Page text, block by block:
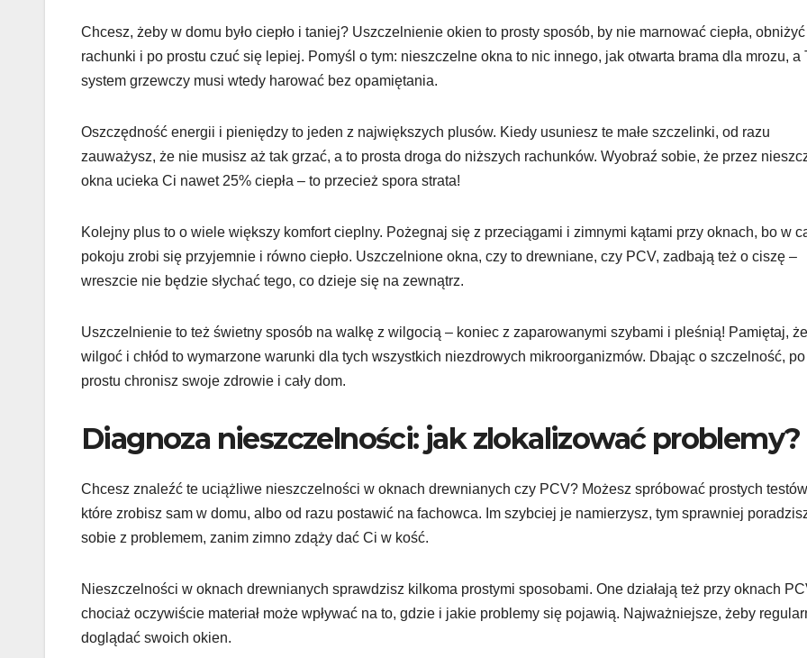
Chcesz, żeby w domu było ciepło i taniej? Uszczelnienie okien to prosty sposób, by nie marnować ciepła, obniżyć
rachunki i po prostu czuć się lepiej. Pomyśl o tym: nieszczelne okna to nic innego, jak otwarta brama dla mrozu, a
system grzewczy musi wtedy harować bez opamiętania.
Oszczędność energii i pieniędzy to jeden z największych plusów. Kiedy usuniesz te małe szczelinki, od razu
zauważysz, że nie musisz aż tak grzać, a to prosta droga do niższych rachunków. Wyobraź sobie, że przez
okna ucieka Ci nawet 25% ciepła – to przecież spora strata!
Kolejny plus to o wiele większy komfort cieplny. Pożegnaj się z przeciągami i zimnymi kątami przy oknach, bo w
pokoju zrobi się przyjemnie i równo ciepło. Uszczelnione okna, czy to drewniane, czy PCV, zadbają też o ciszę –
wreszcie nie będzie słychać tego, co dzieje się na zewnątrz.
Uszczelnienie to też świetny sposób na walkę z wilgocią – koniec z zaparowanymi szybami i pleśnią! Pamiętaj, że
wilgoć i chłód to wymarzone warunki dla tych wszystkich niezdrowych mikroorganizmów. Dbając o szczelność, po
prostu chronisz swoje zdrowie i cały dom.
Diagnoza nieszczelności: jak zlokalizować problemy?
Chcesz znaleźć te uciążliwe nieszczelności w oknach drewnianych czy PCV? Możesz spróbować prostych
które zrobisz sam w domu, albo od razu postawić na fachowca. Im szybciej je namierzysz, tym sprawniej
sobie z problemem, zanim zimno zdąży dać Ci w kość.
Nieszczelności w oknach drewnianych sprawdzisz kilkoma prostymi sposobami. One działają też przy oknach
chociaż oczywiście materiał może wpływać na to, gdzie i jakie problemy się pojawią. Najważniejsze, żeby
doglądać swoich okien.